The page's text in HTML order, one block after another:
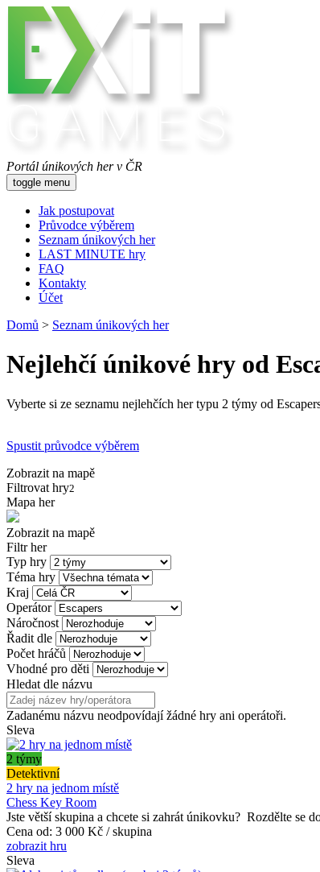
Portál únikových her v ČR
toggle menu
Jak postupovat
Průvodce výběrem
Seznam únikových her
LAST MINUTE hry
FAQ
Kontakty
Účet
Domů > Seznam únikových her
Nejlehčí únikové hry od
Vyberte si ze seznamu nejlehčích her typu 2 týmy od
Spustit průvodce výběrem
Zobrazit na mapě
Filtrovat hry2
Mapa her
Zobrazit na mapě
Filtr her
Typ hry
Téma hry
Kraj
Operátor
Náročnost
Řadit dle
Počet hráčů
Vhodné pro děti
Hledat dle názvu
Zadanému názvu neodpovídají žádné hry ani operátoři.
Sleva
2 týmy
Detektivní
2 hry na jednom místě
Chess Key Room
Jste větší skupina a chcete si zahrát únikovku? Rozdělte se
Cena od: 3 000 Kč / skupina
zobrazit hru
Sleva